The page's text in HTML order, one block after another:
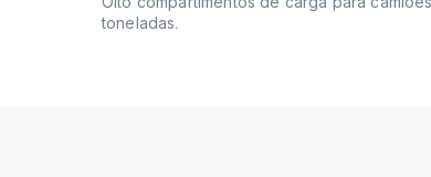
toneladas.